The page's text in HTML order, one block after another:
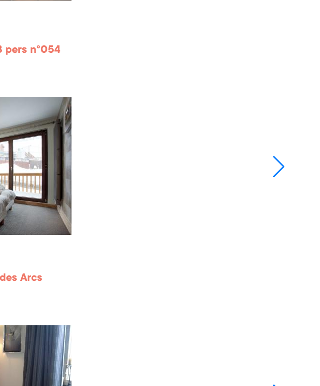
pers n°054
Arcs